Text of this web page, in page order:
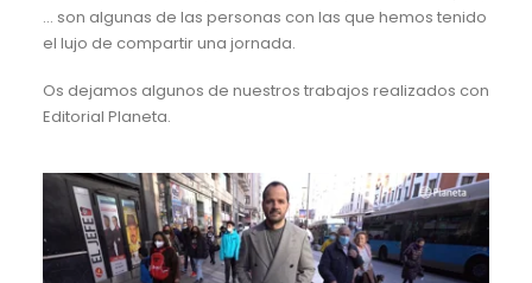
… son algunas de las personas con las que hemos tenido
el lujo de compartir una jornada.
Os dejamos algunos de nuestros trabajos realizados con
Editorial Planeta.